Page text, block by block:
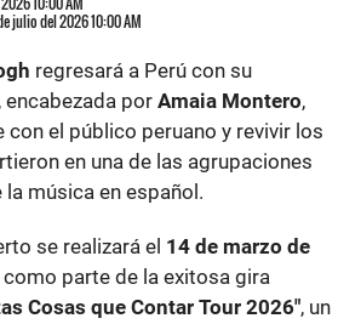
julio del 2026 10:00 AM
regresará a Perú con su
por Amaia Montero,
con el público peruano y revivir los
en una de las agrupaciones
música en español.
se realizará el 14 de marzo de
como parte de la exitosa gira
Cosas que Contar Tour 2026", un